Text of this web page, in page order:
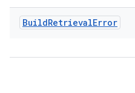
BuildRetrievalError